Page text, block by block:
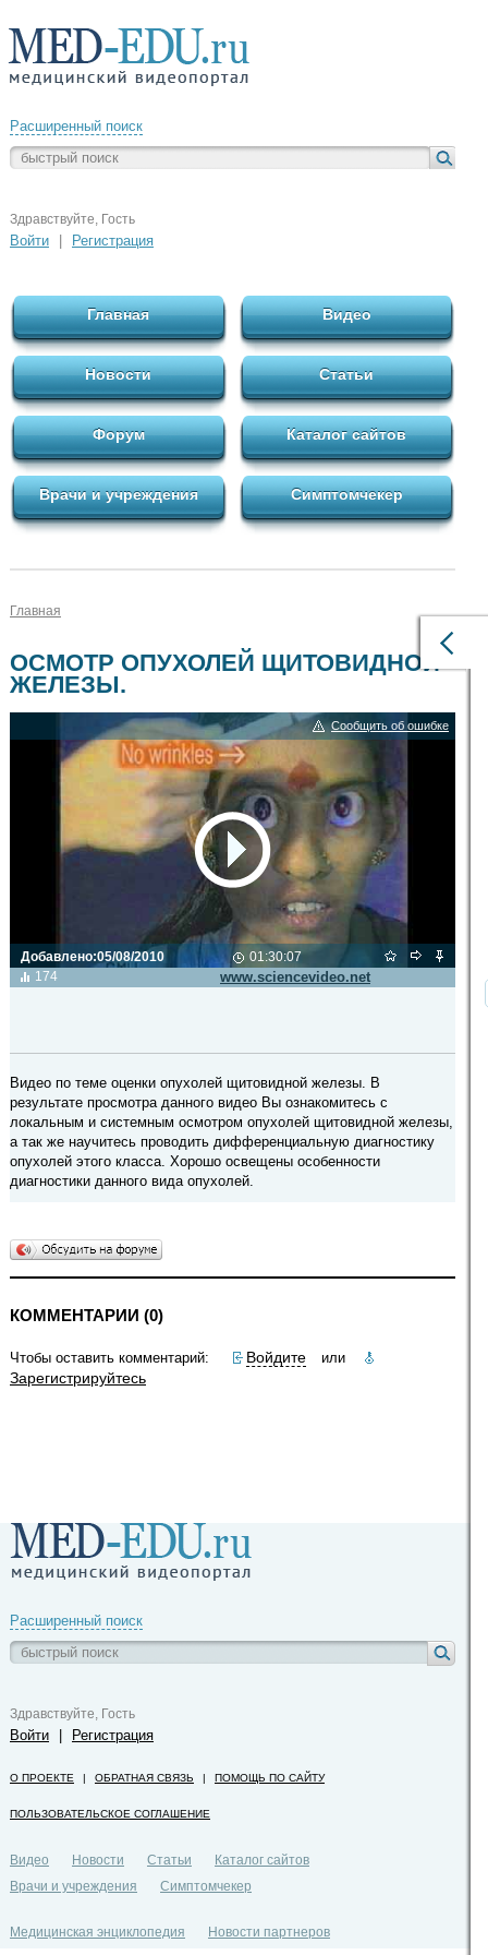
Расширенный поиск
Здравствуйте, Гость
Войти Регистрация
Главная Видео
Новости Статьи
Форум Каталог сайтов
Врачи и учреждения Симптомчекер
Главная
ОСМОТР ОПУХОЛЕЙ ЩИТОВИДНОЙ
ЖЕЛЕЗЫ.
Сообщить об ошибке
Добавлено:05/08/2010
174
01:30:07
Видео транслируется с сайта www.sciencevideo.net
Видео по теме оценки опухолей щитовидной железы. В
результате просмотра данного видео Вы ознакомитесь с
локальным и системным осмотром опухолей щитовидной железы,
а так же научитесь проводить дифференциальную диагностику
опухолей этого класса. Хорошо освещены особенности
диагностики данного вида опухолей.
КОММЕНТАРИИ (0)
Чтобы оставить комментарий: Войдите или
Зарегистрируйтесь
Расширенный поиск
Здравствуйте, Гость
Войти Регистрация
О ПРОЕКТЕ | ОБРАТНАЯ СВЯЗЬ | ПОМОЩЬ ПО САЙТУ
ПОЛЬЗОВАТЕЛЬСКОЕ СОГЛАШЕНИЕ
Видео Новости Статьи
Каталог сайтов
Врачи и учреждения
Симптомчекер
Медицинская энциклопедия
Новости партнеров